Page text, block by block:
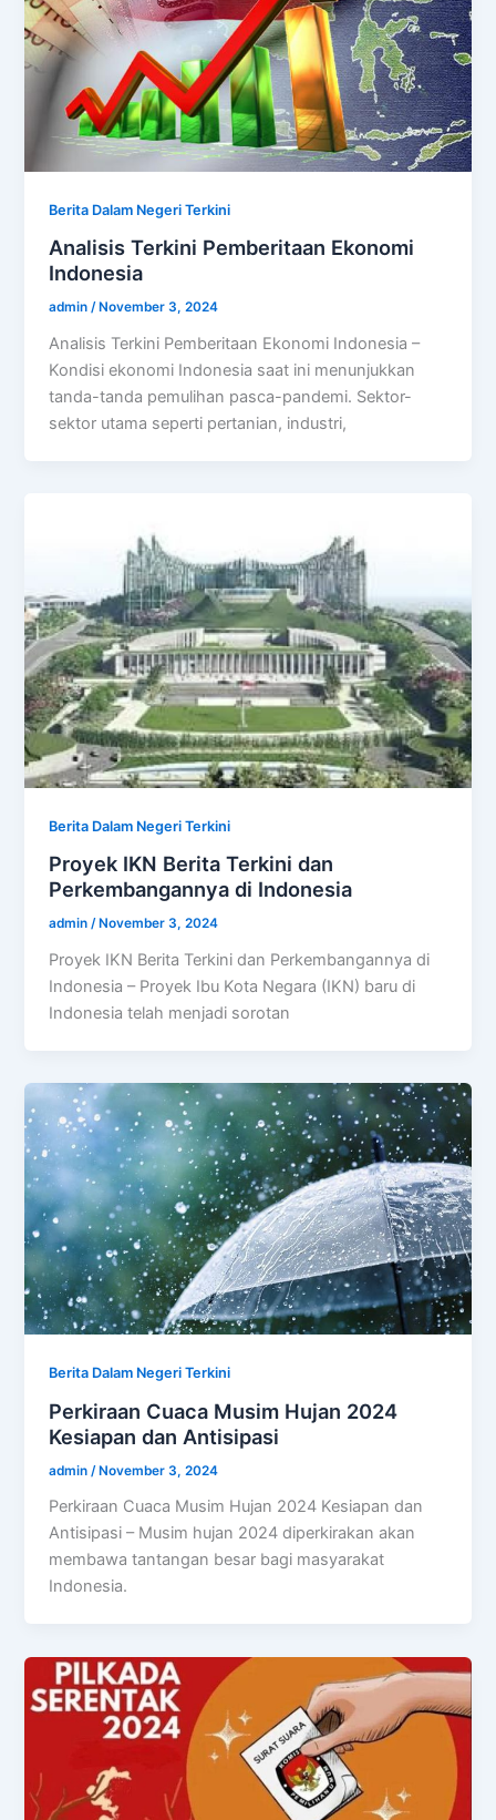
Berita Dalam Negeri Terkini
Analisis Terkini Pemberitaan Ekonomi
Indonesia
admin/ November 3, 2024
Analisis Terkini Pemberitaan Ekonomi Indonesia –
Kondisi ekonomi Indonesia saat ini menunjukkan
tanda-tanda pemulihan pasca-pandemi. Sektor-
sektor utama seperti pertanian, industri,
Berita Dalam Negeri Terkini
Proyek IKN Berita Terkini dan
Perkembangannya di Indonesia
admin/ November 3, 2024
Proyek IKN Berita Terkini dan Perkembangannya di
Indonesia – Proyek Ibu Kota Negara (IKN) baru di
Indonesia telah menjadi sorotan
Berita Dalam Negeri Terkini
Perkiraan Cuaca Musim Hujan 2024
Kesiapan dan Antisipasi
admin /November 3, 2024
Perkiraan Cuaca Musim Hujan 2024 Kesiapan dan
Antisipasi – Musim hujan 2024 diperkirakan akan
membawa tantangan besar bagi masyarakat
Indonesia.